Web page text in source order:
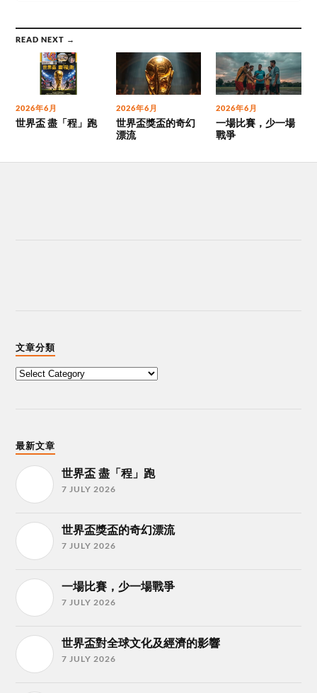
READ NEXT →
2026年6月
世界盃 盡「程」跑
2026年6月
世界盃獎盃的奇幻
漂流
2026年6月
一場比賽，少一場
戰爭
文章分類
最新文章
世界盃 盡「程」跑
7 JULY 2026
世界盃獎盃的奇幻漂流
7 JULY 2026
一場比賽，少一場戰爭
7 JULY 2026
世界盃對全球文化及經濟的影響
7 JULY 2026